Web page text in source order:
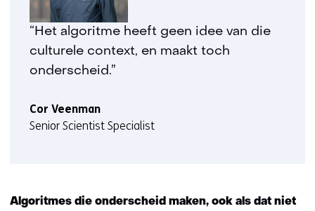
​​​“Het algoritme heeft geen idee van die
culturele context, en maakt toch
onderscheid.”
Cor Veenman
Senior Scientist Specialist
Algoritmes die onderscheid maken, ook als dat niet